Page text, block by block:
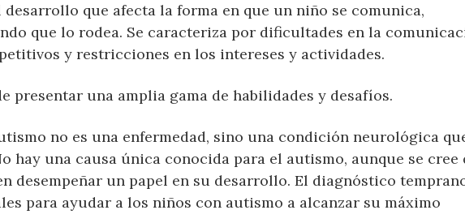
que afecta la forma en que un niño se comunica,
que lo rodea. Se caracteriza por dificultades en la
y restricciones en los intereses y actividades.
presentar una amplia gama de habilidades y desafíos.
no es una enfermedad, sino una condición neurológica
hay una causa única conocida para el autismo, aunque se cree
desempeñar un papel en su desarrollo. El diagnóstico
para ayudar a los niños con autismo a alcanzar su máximo